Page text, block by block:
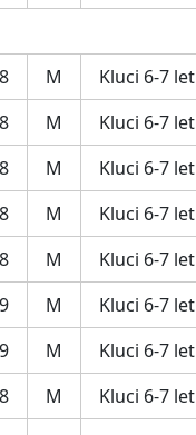
M Kluci 6-7 let
M Kluci 6-7 let
M Kluci 6-7 let
M Kluci 6-7 let
M Kluci 6-7 let
M Kluci 6-7 let
M Kluci 6-7 let
M Kluci 6-7 let